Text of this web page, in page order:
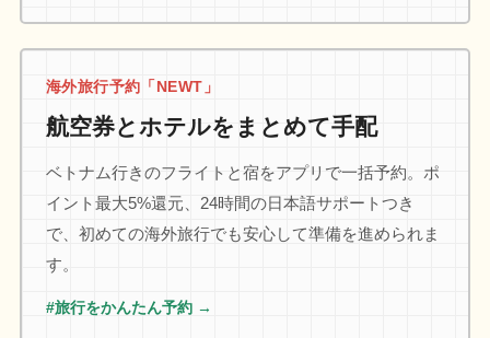
海外旅行予約「NEWT」
航空券とホテルをまとめて手配
ベトナム行きのフライトと宿をアプリで一括予約。ポ
イント最大5%還元、24時間の日本語サポートつき
で、初めての海外旅行でも安心して準備を進められま
す。
#旅行をかんたん予約 →